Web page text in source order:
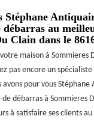
Stéphane
débarras au
Clain dans le
maison à Sommieres
pas encore un
avons pour vous Stéphane
débarras à Sommieres
à satisfaire ses clients